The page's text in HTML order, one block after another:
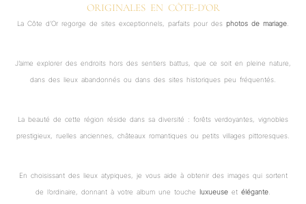
ORIGINALES EN CÔTE-D'OR
La Côte d’Or regorge de sites exceptionnels, parfaits pour des photos de mariage
J’aime explorer des endroits hors des sentiers battus, que ce soit en pleine nature,
dans des lieux abandonnés ou dans des sites historiques peu fréquentés.
La beauté de cette région réside dans sa diversité : forêts verdoyantes, vignobles
prestigieux, ruelles anciennes, châteaux romantiques ou petits villages pittoresques.
En choisissant des lieux atypiques, je vous aide à obtenir des images qui sortent
de l’ordinaire, donnant à votre album une touche luxueuse et élégante